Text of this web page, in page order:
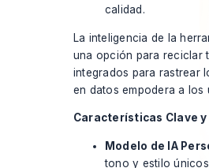
calidad.
La inteligencia de la
una opción para reciclar
integrados para rastrear
en datos empodera a los
Características Clave
Modelo de IA
tono y estilo